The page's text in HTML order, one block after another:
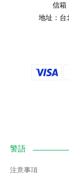
信箱
地址： 台
注意事項